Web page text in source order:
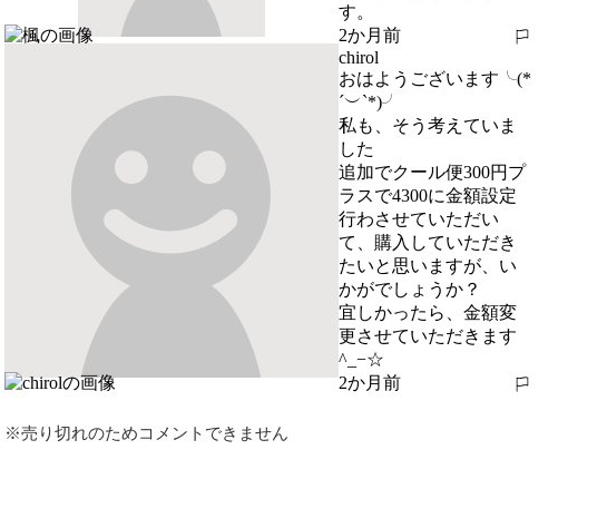
す。
2か月前
報告する
chirol
おはようございます╰(*
´︶`*)╯
私も、そう考えていま
した
追加でクール便300円プ
ラスで4300に金額設定
行わさせていただい
て、購入していただき
たいと思いますが、い
かがでしょうか？
宜しかったら、金額変
更させていただきます
^_−☆
2か月前
報告する
※売り切れのためコメントできません